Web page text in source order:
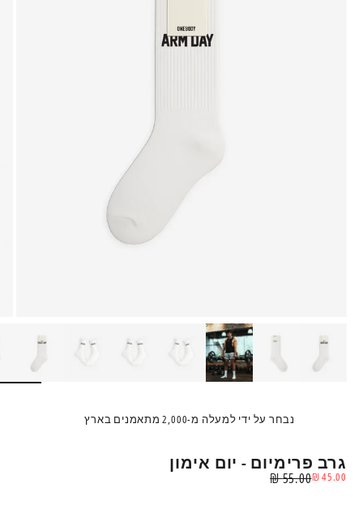
נבחר על ידי למעלה מ-2,000 מתאמנים בארץ
גרב פרימיום - יום אימון
מחיר מבצע
45.00 ₪ מחיר רגיל
55.00 ₪